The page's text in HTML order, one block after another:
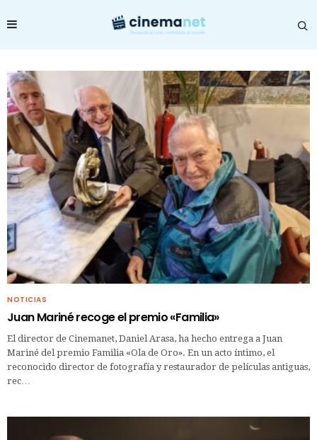
NOTICIAS
Juan Mariné recoge el premio «Familia»
El director de Cinemanet, Daniel Arasa, ha hecho entrega a Juan
Mariné del premio Familia «Ola de Oro». En un acto íntimo, el
reconocido director de fotografía y restaurador de películas antiguas,
rec…